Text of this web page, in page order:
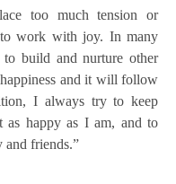
too much tension or
work with joy. In many
to build and nurture other
and it will follow
I always try to keep
as happy as I am, and to
and friends.”